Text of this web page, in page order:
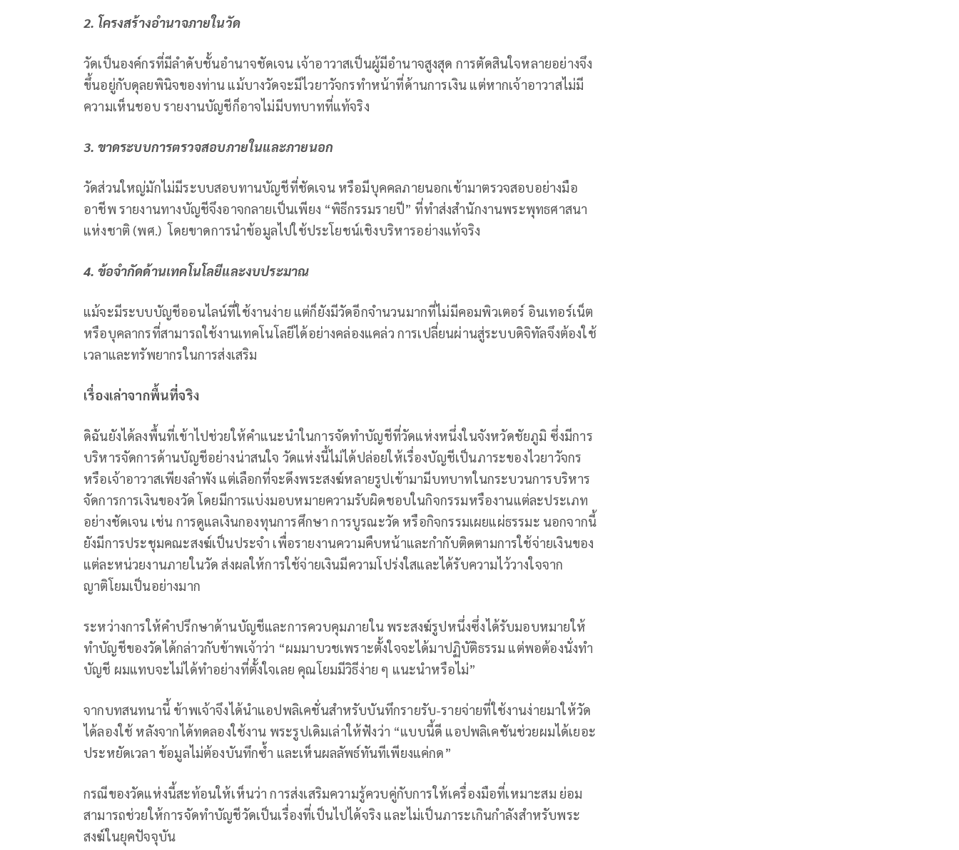
2. โครงสร้างอำนาจภายในวัด
วัดเป็นองค์กรที่มีลำดับชั้นอำนาจชัดเจน เจ้าอาวาสเป็นผู้มีอำนาจสูงสุด การตัดสินใจหลายอย่างจึง
ขึ้นอยู่กับดุลยพินิจของท่าน แม้บางวัดจะมีไวยาวัจกรทำหน้าที่ด้านการเงิน แต่หากเจ้าอาวาสไม่มี
ความเห็นชอบ รายงานบัญชีก็อาจไม่มีบทบาทที่แท้จริง
3. ขาดระบบการตรวจสอบภายในและภายนอก
วัดส่วนใหญ่มักไม่มีระบบสอบทานบัญชีที่ชัดเจน หรือมีบุคคลภายนอกเข้ามาตรวจสอบอย่างมือ
อาชีพ รายงานทางบัญชีจึงอาจกลายเป็นเพียง “พิธีกรรมรายปี” ที่ทำส่งสำนักงานพระพุทธศาสนา
แห่งชาติ (พศ.) โดยขาดการนำข้อมูลไปใช้ประโยชน์เชิงบริหารอย่างแท้จริง
4. ข้อจำกัดด้านเทคโนโลยีและงบประมาณ
แม้จะมีระบบบัญชีออนไลน์ที่ใช้งานง่าย แต่ก็ยังมีวัดอีกจำนวนมากที่ไม่มีคอมพิวเตอร์ อินเทอร์เน็ต
หรือบุคลากรที่สามารถใช้งานเทคโนโลยีได้อย่างคล่องแคล่ว การเปลี่ยนผ่านสู่ระบบดิจิทัลจึงต้องใช้
เวลาและทรัพยากรในการส่งเสริม
เรื่องเล่าจากพื้นที่จริง
ดิฉันยังได้ลงพื้นที่เข้าไปช่วยให้คำแนะนำในการจัดทำบัญชีที่วัดแห่งหนึ่งในจังหวัดชัยภูมิ ซึ่งมีการ
บริหารจัดการด้านบัญชีอย่างน่าสนใจ วัดแห่งนี้ไม่ได้ปล่อยให้เรื่องบัญชีเป็นภาระของไวยาวัจกร
หรือเจ้าอาวาสเพียงลำพัง แต่เลือกที่จะดึงพระสงฆ์หลายรูปเข้ามามีบทบาทในกระบวนการบริหาร
จัดการการเงินของวัด โดยมีการแบ่งมอบหมายความรับผิดชอบในกิจกรรมหรืองานแต่ละประเภท
อย่างชัดเจน เช่น การดูแลเงินกองทุนการศึกษา การบูรณะวัด หรือกิจกรรมเผยแผ่ธรรมะ นอกจากนี้
ยังมีการประชุมคณะสงฆ์เป็นประจำ เพื่อรายงานความคืบหน้าและกำกับติดตามการใช้จ่ายเงินของ
แต่ละหน่วยงานภายในวัด ส่งผลให้การใช้จ่ายเงินมีความโปร่งใสและได้รับความไว้วางใจจาก
ญาติโยมเป็นอย่างมาก
ระหว่างการให้คำปรึกษาด้านบัญชีและการควบคุมภายใน พระสงฆ์รูปหนึ่งซึ่งได้รับมอบหมายให้
ทำบัญชีของวัดได้กล่าวกับข้าพเจ้าว่า “ผมมาบวชเพราะตั้งใจจะได้มาปฏิบัติธรรม แต่พอต้องนั่งทำ
บัญชี ผมแทบจะไม่ได้ทำอย่างที่ตั้งใจเลย คุณโยมมีวิธีง่าย ๆ แนะนำหรือไม่”
จากบทสนทนานี้ ข้าพเจ้าจึงได้นำแอปพลิเคชั่นสำหรับบันทึกรายรับ-รายจ่ายที่ใช้งานง่ายมาให้วัด
ได้ลองใช้ หลังจากได้ทดลองใช้งาน พระรูปเดิมเล่าให้ฟังว่า “แบบนี้ดี แอปพลิเคชันช่วยผมได้เยอะ
ประหยัดเวลา ข้อมูลไม่ต้องบันทึกซ้ำ และเห็นผลลัพธ์ทันทีเพียงแค่กด”
กรณีของวัดแห่งนี้สะท้อนให้เห็นว่า การส่งเสริมความรู้ควบคู่กับการให้เครื่องมือที่เหมาะสม ย่อม
สามารถช่วยให้การจัดทำบัญชีวัดเป็นเรื่องที่เป็นไปได้จริง และไม่เป็นภาระเกินกำลังสำหรับพระ
สงฆ์ในยุคปัจจุบัน